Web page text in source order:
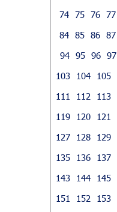
74 75 76 77
84 85 86 87
94 95 96 97
103
104 105
111
112 113
119
120 121
127
128 129
135
136 137
143
144 145
151
152 153